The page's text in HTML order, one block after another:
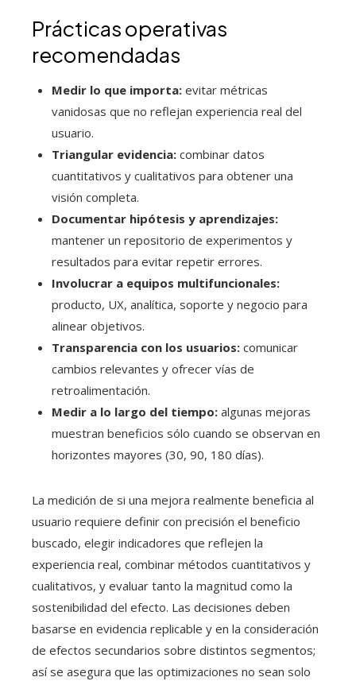
Prácticas operativas
recomendadas
Medir lo que importa: evitar métricas
vanidosas que no reflejan experiencia real del
usuario.
Triangular evidencia: combinar datos
cuantitativos y cualitativos para obtener una
visión completa.
Documentar hipótesis y aprendizajes:
mantener un repositorio de experimentos y
resultados para evitar repetir errores.
Involucrar a equipos multifuncionales:
producto, UX, analítica, soporte y negocio para
alinear objetivos.
Transparencia con los usuarios: comunicar
cambios relevantes y ofrecer vías de
retroalimentación.
Medir a lo largo del tiempo: algunas mejoras
muestran beneficios sólo cuando se observan en
horizontes mayores (30, 90, 180 días).
La medición de si una mejora realmente beneficia al
usuario requiere definir con precisión el beneficio
buscado, elegir indicadores que reflejen la
experiencia real, combinar métodos cuantitativos y
cualitativos, y evaluar tanto la magnitud como la
sostenibilidad del efecto. Las decisiones deben
basarse en evidencia replicable y en la consideración
de efectos secundarios sobre distintos segmentos;
así se asegura que las optimizaciones no sean solo